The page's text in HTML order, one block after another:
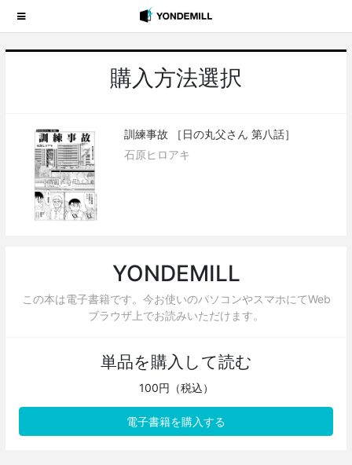
購入方法選択
訓練事故 ［日の丸父さん 第八話］
石原ヒロアキ
YONDEMILL
この本は電子書籍です。今お使いのパソコンやスマホにてWeb
ブラウザ上でお読みいただけます。
単品を購入して読む
100円（税込）
電子書籍を購入する